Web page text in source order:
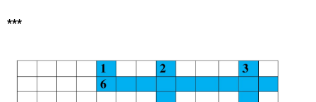
***